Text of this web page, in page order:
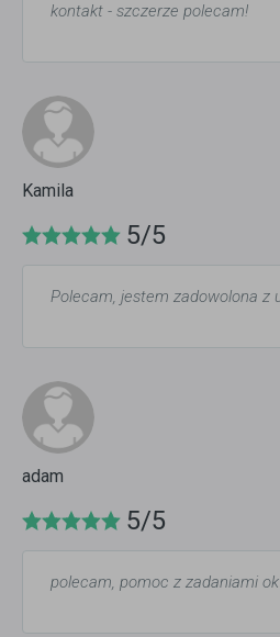
kontakt - szczerze polecam!
Kamila
5/5
Polecam, jestem zadowolona z
adam
5/5
polecam, pomoc z zadaniami